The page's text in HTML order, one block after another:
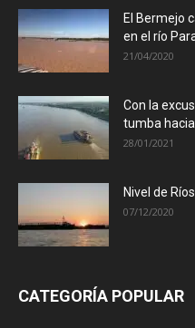
El Bermejo
en el río
21/04/2020
Con la
tumba hacia
28/01/2021
Nivel de
07/12/2020
CATEGORÍA POPULAR